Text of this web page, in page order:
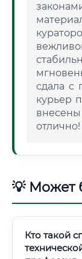
сдала с
курьер
отлично!
💡 Может
Кто такой